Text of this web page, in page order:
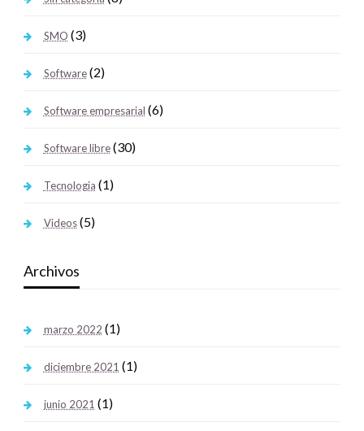
SMO (3)
Software(2)
Software empresarial (6)
Software libre(30)
Tecnologia (1)
Videos(5)
Archivos
marzo 2022 (1)
diciembre 2021 (1)
junio 2021 (1)